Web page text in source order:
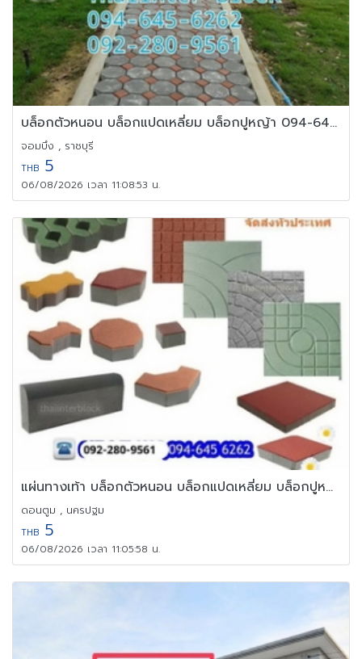
บล็อกตัวหนอน บล็อกแปดเหลี่ยม บล็อกปูหญ้า 094-645-6262
จอมบึง , ราชบุรี
THB 5
06/08/2026 เวลา 11:08:53 น.
แผ่นทางเท้า บล็อกตัวหนอน บล็อกแปดเหลี่ยม บล็อกปูหญ้า
ดอนตูม , นครปฐม
THB 5
06/08/2026 เวลา 11:05:58 น.